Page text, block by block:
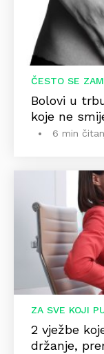
ČESTO SE
Bolovi u
koje ne
6 min
ZA SVE KOJI
2 vježbe
držanje,